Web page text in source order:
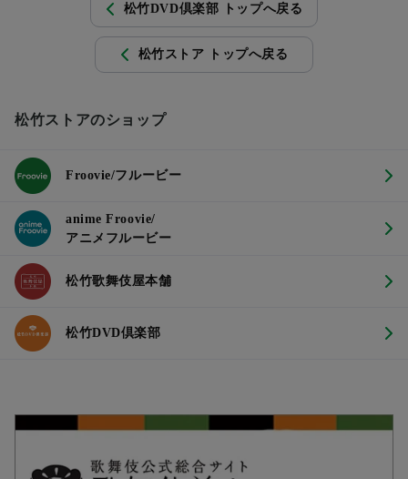
松竹DVD倶楽部 トップへ戻る
松竹ストア トップへ戻る
松竹ストアのショップ
Froovie/フルービー
anime Froovie/
アニメフルービー
松竹歌舞伎屋本舗
松竹DVD倶楽部